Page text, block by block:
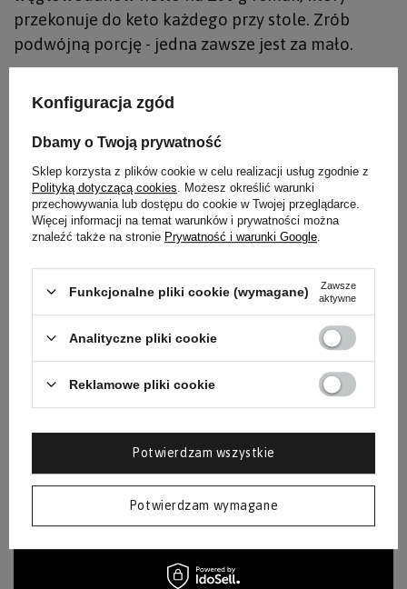
przekonuje do keto każdego przy stole. Zrób
podwójną porcję - jedna zawsze jest za mało.
spodobają
Keto Nuggetsy z Indyka z Airfryera
Mascarpone
›
Kurczak Smietanowo-Pomidorowy
›
Konfiguracja zgód
Dbamy o Twoją prywatność
Sklep korzysta z plików cookie w celu realizacji usług zgodnie z
Polityką dotyczącą cookies . Możesz określić warunki
przechowywania lub dostępu do cookie w Twojej przeglądarce.
Więcej informacji na temat warunków i prywatności można
znaleźć także na stronie Prywatność i warunki Google
Funkcjonalne pliki cookie (wymagane)
Zawsze
aktywne
Analityczne pliki cookie
Reklamowe pliki cookie
Potwierdzam wymagane
Potwierdzam wszystkie